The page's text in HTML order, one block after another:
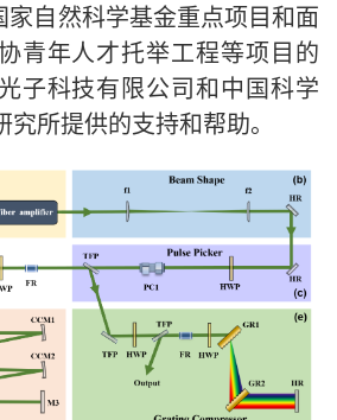
家自然科学基金重点项目和面
青年人才托举工程等项目的
子科技有限公司和中国科学
究所提供的支持和帮助。